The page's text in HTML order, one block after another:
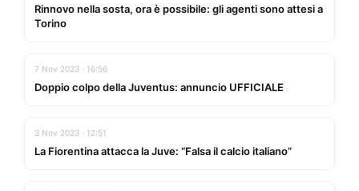
Rinnovo nella sosta, ora è possibile: gli agenti sono attesi a
Torino
7 Nov 2023 · 16:56
Doppio colpo della Juventus: annuncio UFFICIALE
3 Nov 2023 · 12:51
La Fiorentina attacca la Juve: “Falsa il calcio italiano”